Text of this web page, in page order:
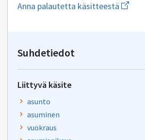
Anna palautetta käsitteestä Aloita
uuden
Suhdetiedot
Liittyvä käsite
asunto
asuminen
vuokraus